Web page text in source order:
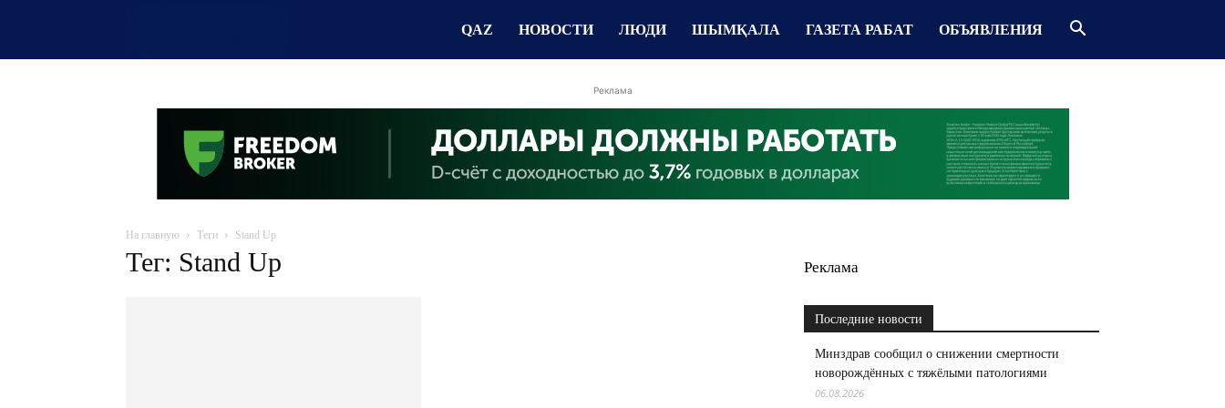
QAZ НОВОСТИ ЛЮДИ ШЫМҚАЛА ГАЗЕТА РАБАТ ОБЪЯВЛЕНИЯ
Реклама
На главную Теги Stand Up
Тег: Stand Up Реклама
Последние новости
Минздрав сообщил о снижении смертности
новорождённых с тяжёлыми патологиями
06.08.2026